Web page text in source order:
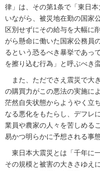
律」は、その第1条で「東日
いながら、被災地在勤の国家
区別せずにその給与を大幅に
がら懸命に働いた国家公務員
るという恐るべき暴挙であっ
を擦り込む行為」と呼ぶべき
また、ただでさえ震災で大
の購買力がこの悪法の実施に
茫然自失状態からようやく立
なる悪化をもたらし、デフレ
業員や農家の人々を苦しめる
易かつ明らかに予想される事
東日本大震災とは「千年に
その規模と被害の大きさゆえ